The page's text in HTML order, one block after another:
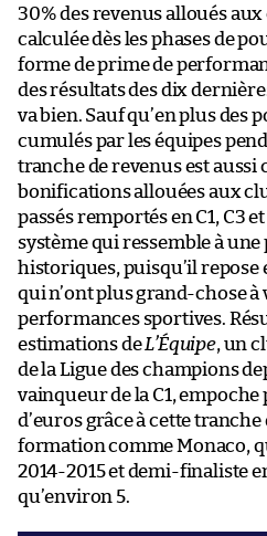
30% des revenus alloués
calculée dès les phases de
forme de prime de
des résultats des dix
va bien. Sauf qu’en plus des
cumulés par les équipes
tranche de revenus est aussi
bonifications allouées aux
passés remportés en C1, C3
système qui ressemble à
historiques, puisqu’il repose
qui n’ont plus grand-chose à
performances sportives.
estimations deL’Équipe, un
de la Ligue des champions
vainqueur de la C1, empoche
d’euros grâce à cette
formation comme Monaco,
2014-2015 et demi-finaliste
qu’environ 5.